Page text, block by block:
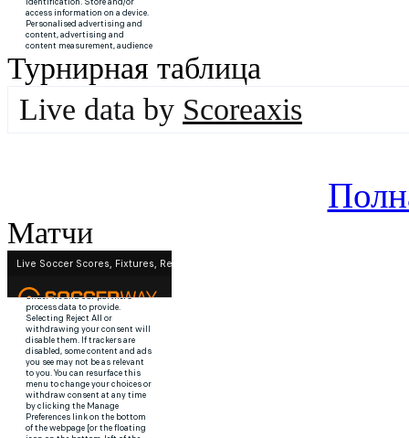
Турнирная таблица
Live data by Scoreaxis
Матчи